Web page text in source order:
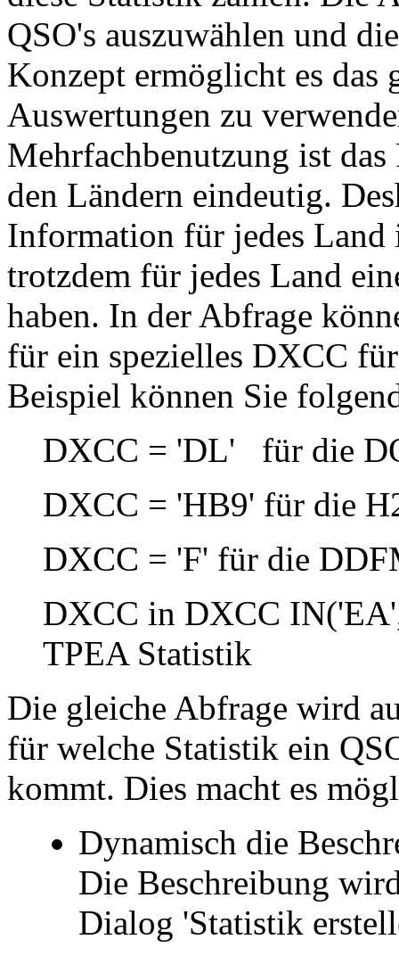
QSO's auszuwählen und
Konzept ermöglicht es das
Auswertungen zu
Mehrfachbenutzung ist
den Ländern eindeutig.
Information für jedes Land
trotzdem für jedes Land
haben. In der Abfrage
für ein spezielles DXCC
Beispiel können Sie
DXCC = 'DL' für die
DXCC = 'HB9' für die
DXCC = 'F' für die
DXCC in DXCC
TPEA Statistik
Die gleiche Abfrage wird
für welche Statistik ein
kommt. Dies macht es
Dynamisch die
Die Beschreibung
Dialog 'Statistik